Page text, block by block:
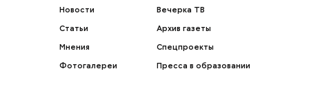
Новости
Статьи
Мнения
Фотогалереи
Вечерка ТВ
Архив газеты
Спецпроекты
Пресса в образовании